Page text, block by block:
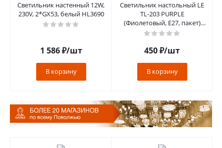
Светильник настенный 12W,
230V, 2*GX53, белый HL3690
1 586₽/шт
В корзину
Светильник настольный LE
TL-203 PURPLE
(Фиолетовый, E27, пакет)
(32)
450₽/шт
В корзину